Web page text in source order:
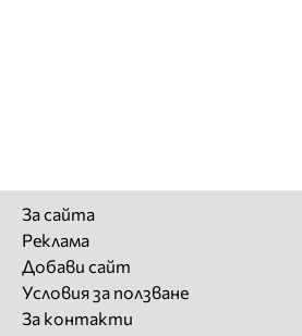
За сайта
Реклама
Добави сайт
Условия за ползване
За контакти